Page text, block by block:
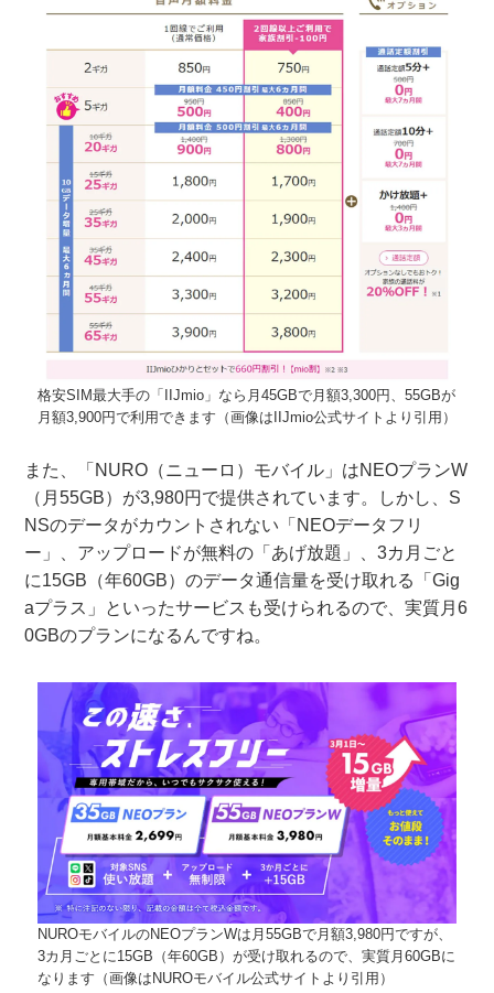
格安SIM最大手の「IIJmio」なら月45GBで月額3,300円、55GBが
月額3,900円で利用できます（画像はIIJmio公式サイトより引用）
また、「NURO（ニューロ）モバイル」はNEOプランW
（月55GB）が3,980円で提供されています。しかし、S
NSのデータがカウントされない「NEOデータフリ
ー」、アップロードが無料の「あげ放題」、3カ月ごと
に15GB（年60GB）のデータ通信量を受け取れる「Gig
aプラス」といったサービスも受けられるので、実質月6
0GBのプランになるんですね。
NUROモバイルのNEOプランWは月55GBで月額3,980円ですが、
3カ月ごとに15GB（年60GB）が受け取れるので、実質月60GBに
なります（画像はNUROモバイル公式サイトより引用）